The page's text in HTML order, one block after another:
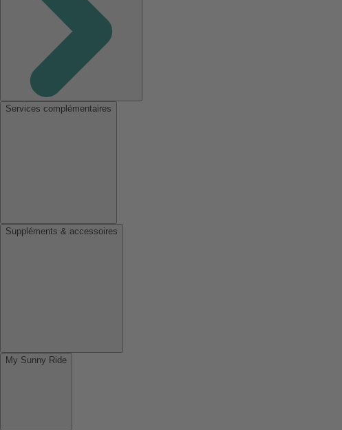
Services complémentaires
Suppléments & accessoires
My Sunny Ride